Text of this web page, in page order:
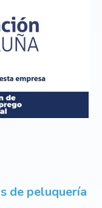
de peluquería